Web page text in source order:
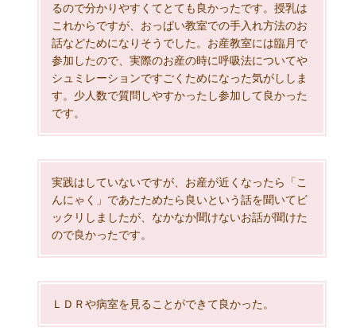
るので分かりやすくてとても良かったです。授乳は
これからですが、おっぱい教室での手入れ方法のお
話などためになりそうでした。お産教室には臨月で
参加したので、実際のお産の時に呼吸法についてや
シュミレーションですごくためになった気がししま
す。少人数で質問しやすかったし参加して良かった
です。
実践はしていないですが、お産が近くなったら「こ
んにゃく」であたためたら良いという話を聞いてビ
ックリしましたが、なかなか聞けないお話が聞けた
ので良かったです。
ＬＤＲや病室を見ることができて良かった。